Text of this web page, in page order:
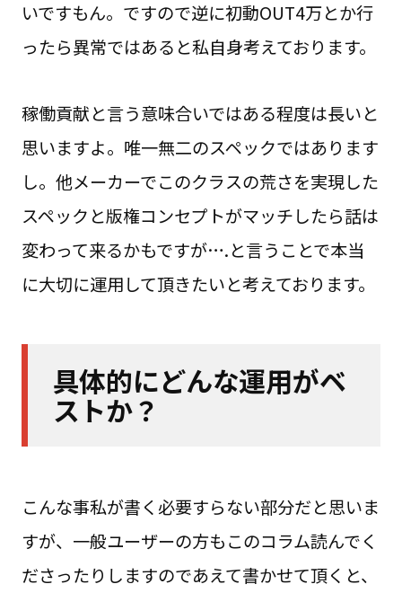
いですもん。ですので逆に初動OUT4万とか行
ったら異常ではあると私自身考えております。
稼働貢献と言う意味合いではある程度は長いと
思いますよ。唯一無二のスペックではあります
し。他メーカーでこのクラスの荒さを実現した
スペックと版権コンセプトがマッチしたら話は
変わって来るかもですが….と言うことで本当
に大切に運用して頂きたいと考えております。
具体的にどんな運用がベ
ストか？
こんな事私が書く必要すらない部分だと思いま
すが、一般ユーザーの方もこのコラム読んでく
ださったりしますのであえて書かせて頂くと、